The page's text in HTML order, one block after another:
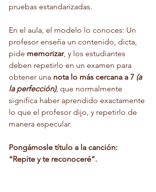
pruebas estandarizadas.
En el aula, el modelo lo conoces: Un
profesor enseña un contenido, dicta,
pide memorizar, y los estudiantes
deben repetirlo en un examen para
obtener una nota lo más cercana a 7 (a
la perfección), que normalmente
significa haber aprendido exactamente
lo que el profesor dijo, y repetirlo de
manera especular.
Pongámosle título a la canción:
“Repite y te reconoceré”.